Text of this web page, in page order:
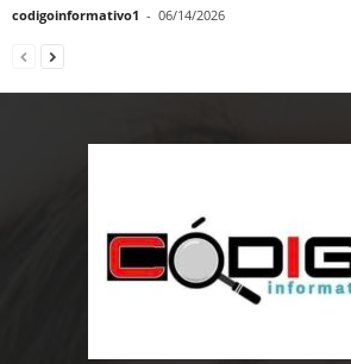
codigoinformativo1 - 06/14/2026